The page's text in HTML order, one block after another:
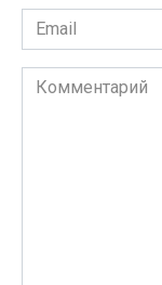
Email
*
Комментарий